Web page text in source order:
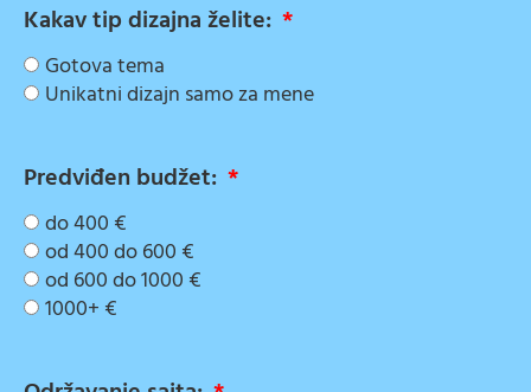
Kakav tip dizajna želite:
Gotova tema
Unikatni dizajn samo za mene
Predviđen budžet:
do 400 €
od 400 do 600 €
od 600 do 1000 €
1000+ €